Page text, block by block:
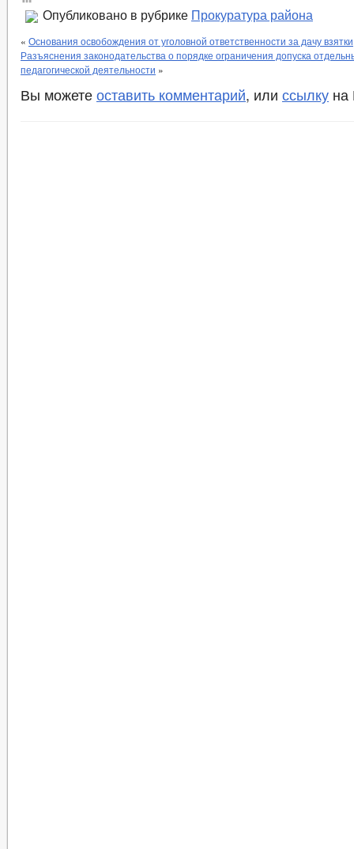
Опубликовано в рубрике Прокуратура района
« Основания освобождения от уголовной ответственности за дачу взятки
Разъяснения законодательства о порядке ограничения допуска
педагогической деятельности »
Вы можете оставить комментарий, или ссылку на